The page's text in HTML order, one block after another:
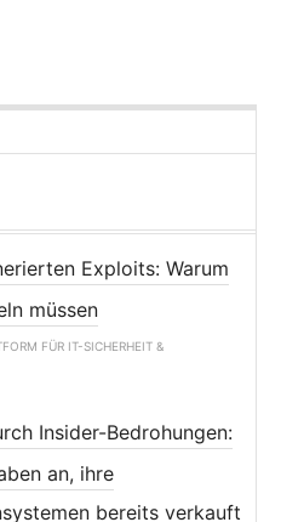
Exploits: Warum
müssen
FÜR IT-SICHERHEIT &
Insider-Bedrohungen:
an, ihre
bereits verkauft